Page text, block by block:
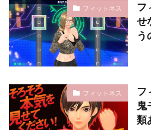
フィットネス
フ
せ
う
フィットネス
フ
鬼
類